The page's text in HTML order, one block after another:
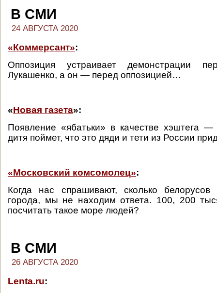
В СМИ
24 АВГУСТА 2020
«Коммерсант»:
Оппозиция устраивает демонстрации
Лукашенко, а он — перед оппозицией…
«Новая газета»:
Появление «ябатьки» в качестве хэштега
дитя поймет, что это дяди и тети из России
«Московский комсомолец»:
Когда нас спрашивают, сколько
города, мы не находим ответа. 100, 200
посчитать такое море людей?
В СМИ
26 АВГУСТА 2020
Lenta.ru: